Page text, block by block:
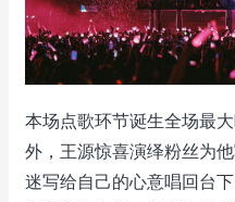
本场点歌环节诞生全场最
外，王源惊喜演绎粉丝为
迷写给自己的心意唱回台